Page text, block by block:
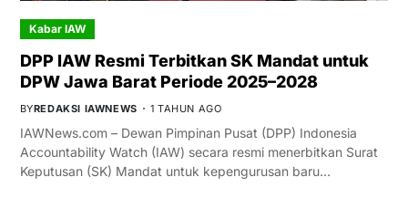
Kabar IAW
DPP IAW Resmi Terbitkan SK Mandat untuk
DPW Jawa Barat Periode 2025–2028
BYREDAKSI IAWNEWS 1 TAHUN AGO
IAWNews.com – Dewan Pimpinan Pusat (DPP) Indonesia
Accountability Watch (IAW) secara resmi menerbitkan Surat
Keputusan (SK) Mandat untuk kepengurusan baru…